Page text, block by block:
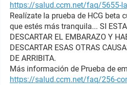
https://salud.ccm.net/faq/5655-
Realízate la prueba de HCG beta
que estés más tranquila... SI
DESCARTAR EL EMBARAZO Y
DESCARTAR ESAS OTRAS
DE ARRIBITA.
Más información de Prueba de
https://salud.ccm.net/faq/256-